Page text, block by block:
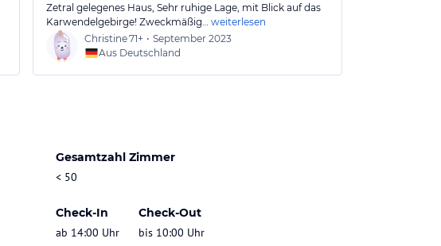
Zetral gelegenes Haus, Sehr ruhige Lage, mit Blick auf das
Karwendelgebirge! Zweckmäßig… weiterlesen
Christine71+ • September 2023
Aus Deutschland
Gesamtzahl Zimmer
< 50
Check-In
ab 14:00 Uhr
Check-Out
bis 10:00 Uhr